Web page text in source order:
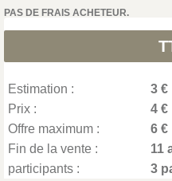
PAS DE FRAIS ACHETEUR.
Estimation :
3 €
Prix :
4 €
Offre maximum :
6 €
Fin de la vente :
11
participants :
3